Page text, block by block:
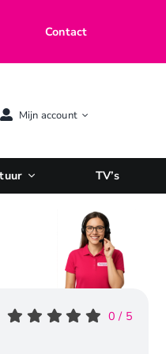
Contact
Mijn account
TV’s
0 / 5